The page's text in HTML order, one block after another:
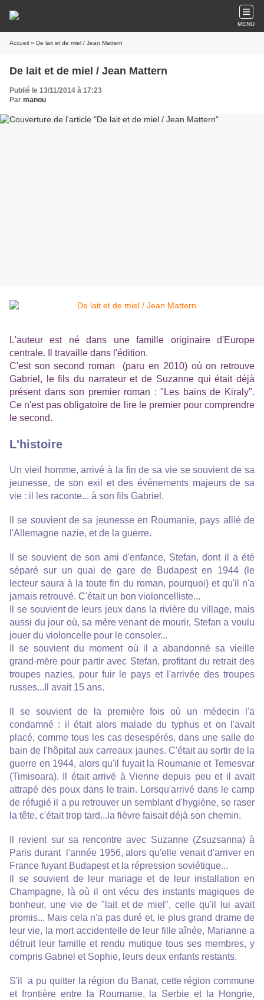
MENU
Accueil » De lait et de miel / Jean Mattern
De lait et de miel / Jean Mattern
Publié le 13/11/2014 à 17:23
Par manou
L'auteur est né dans une famille originaire d'Europe
centrale. Il travaille dans l'édition.
C'est son second roman (paru en 2010) où on retrouve
Gabriel, le fils du narrateur et de Suzanne qui était déjà
présent dans son premier roman : "Les bains de Kiraly".
Ce n'est pas obligatoire de lire le premier pour comprendre
le second.
L'histoire
Un vieil homme, arrivé à la fin de sa vie se souvient de sa
jeunesse, de son exil et des événements majeurs de sa
vie : il les raconte... à son fils Gabriel.
Il se souvient de sa jeunesse en Roumanie, pays allié de
l'Allemagne nazie, et de la guerre.
Il se souvient de son ami d'enfance, Stefan, dont il a été
séparé sur un quai de gare de Budapest en 1944 (le
lecteur saura à la toute fin du roman, pourquoi) et qu'il n'a
jamais retrouvé. C'était un bon violoncelliste...
Il se souvient de leurs jeux dans la rivière du village, mais
aussi du jour où, sa mère venant de mourir, Stefan a voulu
jouer du violoncelle pour le consoler...
Il se souvient du moment où il a abandonné sa vieille
grand-mère pour partir avec Stefan, profitant du retrait des
troupes nazies, pour fuir le pays et l'arrivée des troupes
russes...Il avait 15 ans.
Il se souvient de la première fois où un médecin l'a
condamné : il était alors malade du typhus et on l'avait
placé, comme tous les cas desespérés, dans une salle de
bain de l'hôpital aux carreaux jaunes. C'était au sortir de la
guerre en 1944, alors qu'il fuyait la Roumanie et Temesvar
(Timisoara). Il était arrivé à Vienne depuis peu et il avait
attrapé des poux dans le train. Lorsqu'arrivé dans le camp
de réfugié il a pu retrouver un semblant d'hygiène, se raser
la tête, c'était trop tard...la fièvre faisait déjà son chemin.
Il revient sur sa rencontre avec Suzanne (Zsuzsanna) à
Paris durant l'année 1956,alors qu'elle venait d'arriver en
France fuyant Budapest et la répression soviétique...
Il se souvient de leur mariage et de leur installation en
Champagne, là où il ont vécu des instants magiques de
bonheur, une vie de "lait et de miel", celle qu'il lui avait
promis... Mais cela n'a pas duré et, le plus grand drame de
leur vie, la mort accidentelle de leur fille aînée, Marianne a
détruit leur famille et rendu mutique tous ses membres, y
compris Gabriel et Sophie, leurs deux enfants restants.
S'il a pu quitter la région du Banat, cette région commune
et frontière entre la Roumanie, la Serbie et la Hongrie,